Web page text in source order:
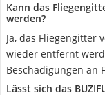
Kann das
werden?
Ja, das Fliegengitter
wieder entfernt
Beschädigungen an
Lässt sich das